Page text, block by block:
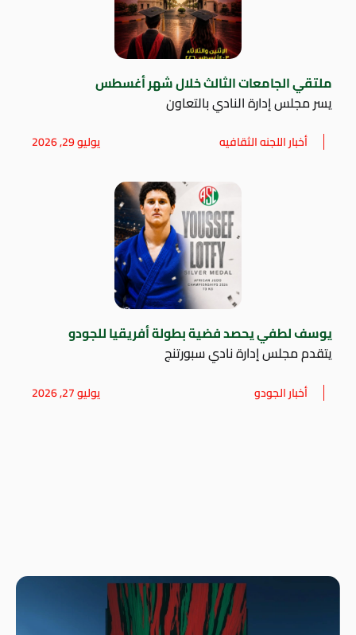
ملتقي الجامعات الثالث خلال شهر أغسطس
يسر مجلس إدارة النادي بالتعاون
أخبار اللجنه الثقافيه يوليو 29, 2026
يوسف لطفي يحصد فضية بطولة أفريقيا للجودو
يتقدم مجلس إدارة نادي سبورتنج
أخبار الجودو يوليو 27, 2026